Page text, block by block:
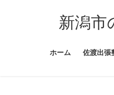
新潟市
ホーム 佐渡出張